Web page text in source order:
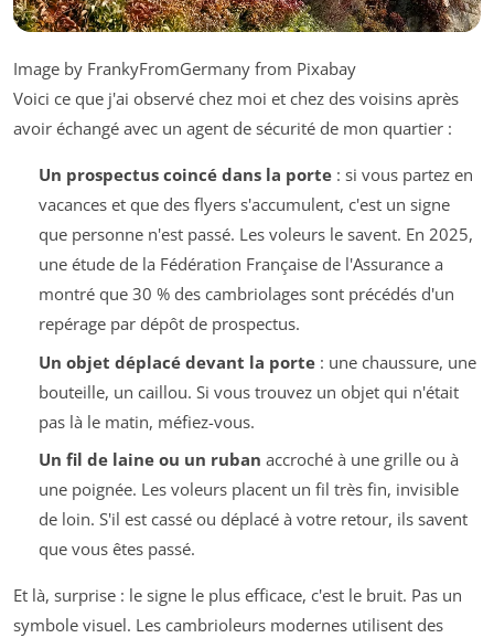
Image by FrankyFromGermany from Pixabay
Voici ce que j'ai observé chez moi et chez des voisins après
avoir échangé avec un agent de sécurité de mon quartier :
Un prospectus coincé dans la porte: si vous partez en
vacances et que des flyers s'accumulent, c'est un signe
que personne n'est passé. Les voleurs le savent. En 2025,
une étude de la Fédération Française de l'Assurance a
montré que 30 % des cambriolages sont précédés d'un
repérage par dépôt de prospectus.
Un objet déplacé devant la porte: une chaussure, une
bouteille, un caillou. Si vous trouvez un objet qui n'était
pas là le matin, méfiez-vous.
Un fil de laine ou un ruban accroché à une grille ou à
une poignée. Les voleurs placent un fil très fin, invisible
de loin. S'il est cassé ou déplacé à votre retour, ils savent
que vous êtes passé.
Et là, surprise : le signe le plus efficace, c'est le bruit. Pas un
symbole visuel. Les cambrioleurs modernes utilisent des